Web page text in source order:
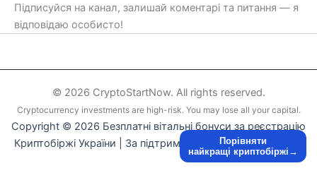
Підписуйся на канал, залишай коментарі та питання — я
відповідаю особисто!
© 2026 CryptoStartNow. All rights reserved.
Cryptocurrency investments are high-risk. You may lose all your capital.
Порівняти
найкращі криптобіржі→
Copyright © 2026 Безплатні вітальні бонуси за реєстрацію
Криптобіржі України | За підтримки
WordPress тема Astra